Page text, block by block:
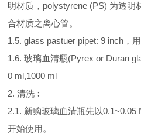
明材质，polystyrene (PS) 为透明
合材质之离心管。
1.5. glass pastuer pipet: 9 inch，
1.6. 玻璃血清瓶(Pyrex or Duran
0 ml,1000 ml
2. 清洗︰
2.1. 新购玻璃血清瓶先以
开始使用。